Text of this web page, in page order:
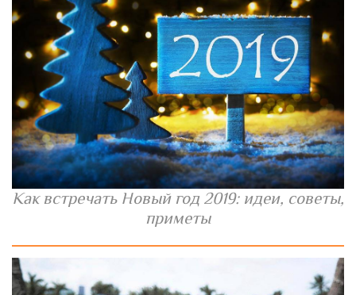
Как встречать Новый год 2019: идеи, советы,
приметы